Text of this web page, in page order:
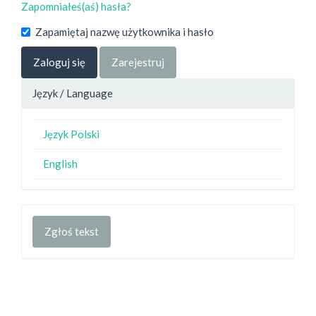
Zapomniałeś(aś) hasła?
Zapamiętaj nazwę użytkownika i hasło
Zaloguj się Zarejestruj
Język / Language
Język Polski
English
Zgłoś tekst